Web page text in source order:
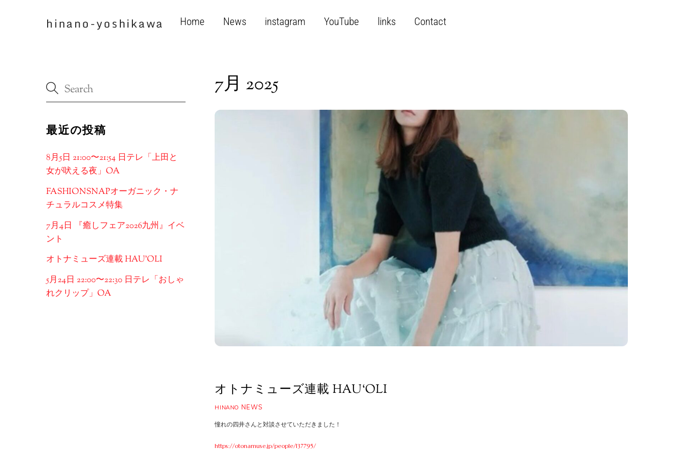
hinano-yoshikawa Home News instagram YouTube links Contact
7月 2025
オトナミューズ連載 HAU‘OLI
HINANO NEWS
憧れの四井さんと対談させていただきました！
https://otonamuse.jp/people/137795/
最近の投稿
8月5日 21:00〜21:54 日テレ「上田と
女が吠える夜」OA
FASHIONSNAPオーガニック・ナ
チュラルコスメ特集
7月4日 『癒しフェア2026九州』イベ
ント
オトナミューズ連載 HAU’OLI
5月24日 22:00〜22:30 日テレ「おしゃ
れクリップ」OA